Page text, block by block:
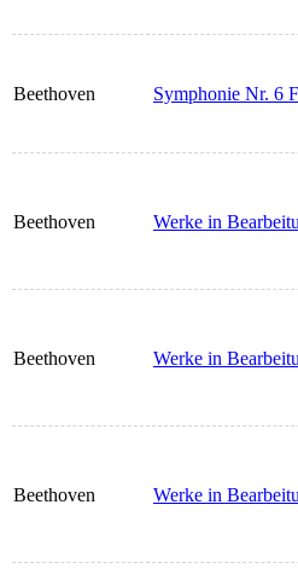
Beethoven Symphonie Nr. 6
Beethoven Werke in
Beethoven Werke in
Beethoven Werke in